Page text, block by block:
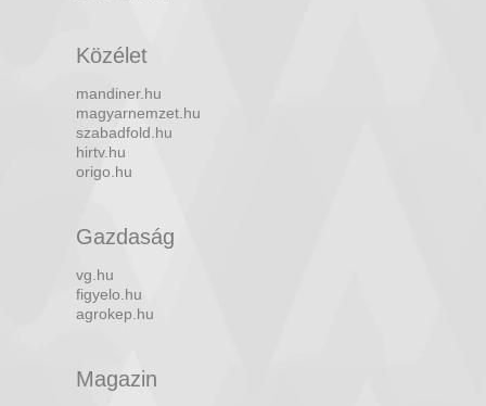
Közélet
mandiner.hu
magyarnemzet.hu
szabadfold.hu
hirtv.hu
origo.hu
Gazdaság
vg.hu
figyelo.hu
agrokep.hu
Magazin